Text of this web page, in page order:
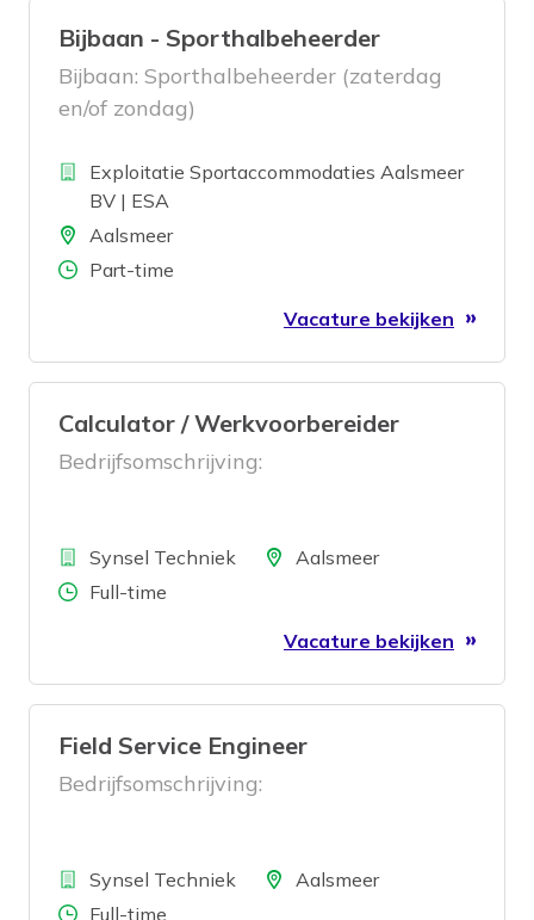
Bijbaan - Sporthalbeheerder
Bijbaan: Sporthalbeheerder (zaterdag
en/of zondag)
BedrijfExploitatie Sportaccommodaties Aalsmeer
BV | ESA
LocatieAalsmeer
Aantal uren
Part-time
Vacature bekijken
Calculator / Werkvoorbereider
Bedrijfsomschrijving:
BedrijfSynsel Techniek LocatieAalsmeer
Aantal uren
Full-time
Vacature bekijken
Field Service Engineer
Bedrijfsomschrijving:
BedrijfSynsel Techniek LocatieAalsmeer
Aantal uren
Full-time